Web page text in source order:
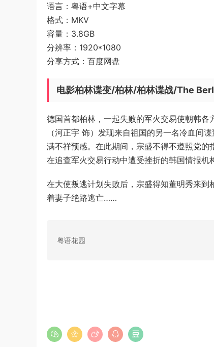
语言：粤语+中文字幕
格式：MKV
容量：3.8GB
分辨率：1920*1080
分享方式：百度网盘
电影柏林谍变/柏林/柏林谍战/The
德国首都柏林，一起失败的军火交易使朝韩
（河正宇 饰）发现来自祖国的另一名冷血间
满不祥预感。在此期间，宗盛不得不遵照党
在追查军火交易行动中遭受挫折的韩国情报机
在大使叛逃计划失败后，宗盛得知董明秀来
着妻子绝路逃亡……
粤语花园